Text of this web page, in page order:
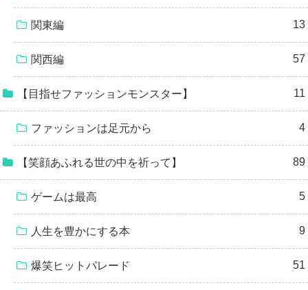
関東編 13
関西編 57
【目指せファッションモンスター】 11
ファッションは足元から 4
【笑顔あふれる世の中を祈って】 89
ゲームは最高 5
人生を豊かにする本 9
爆笑ヒットパレード 51